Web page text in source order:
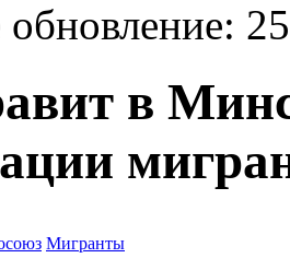
обновление:
в
Мигранты